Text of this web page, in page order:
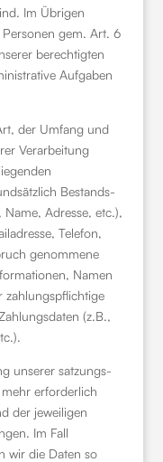
Im Übrigen
gem. Art. 6
berechtigten
Aufgaben
der Umfang und
Verarbeitung
Bestands-
Adresse, etc.),
Telefon,
genommene
Namen
zahlungspflichtige
(z.B.,
unserer satzungs-
erforderlich
der jeweiligen
Im Fall
wir die Daten so